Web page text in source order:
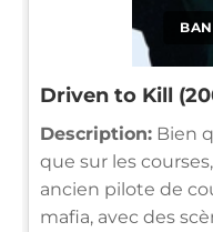
Driven to Kill
Description: Bien
que sur les
ancien pilote de
mafia, avec des